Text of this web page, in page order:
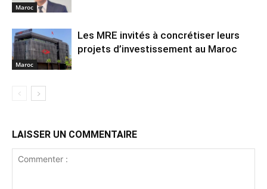
Maroc
Maroc
Les MRE invités à concrétiser leurs
projets d’investissement au Maroc
LAISSER UN COMMENTAIRE